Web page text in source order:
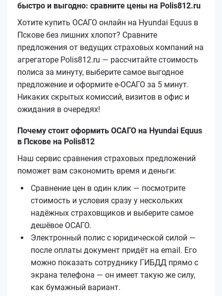
быстро и выгодно: сравните цены на Polis812.ru
Хотите купить ОСАГО онлайн на Hyundai Equus в
Пскове без лишних хлопот? Сравните
предложения от ведущих страховых компаний на
агрегаторе Polis812.ru — рассчитайте стоимость
полиса за минуту, выберите самое выгодное
предложение и оформите е‑ОСАГО за 5 минут.
Никаких скрытых комиссий, визитов в офис и
ожидания в очередях!
Почему стоит оформить ОСАГО на Hyundai Equus
в Пскове на Polis812
Наш сервис сравнения страховых предложений
поможет вам сэкономить время и деньги:
Сравнение цен в один клик — посмотрите
стоимость и условия сразу у нескольких
надёжных страховщиков и выберите самое
дешёвое ОСАГО.
Электронный полис с юридической силой —
после оплаты документ придёт на email. Его
можно показать сотруднику ГИБДД прямо с
экрана телефона — он имеет такую же силу,
как бумажный вариант.